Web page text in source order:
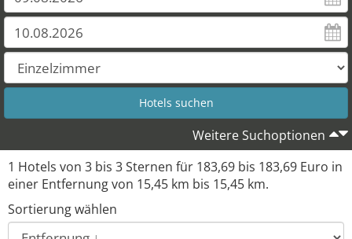
Weitere Suchoptionen
1 Hotels von 3 bis 3Sternen für 183,69 bis 183,69 Euro in
einer Entfernung von 15,45 km bis 15,45 km.
Sortierung wählen